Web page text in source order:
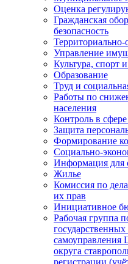
Оценка
Гражданская
безопасность
Управление
Культура, спорт
Образование
Труд и
Работы по
населения
Контроль в
Защита
Формирование
Социально-
Информация для
Жилье
Комиссия по
их прав
Инициативное
Рабочая группа
самоуправления
округа